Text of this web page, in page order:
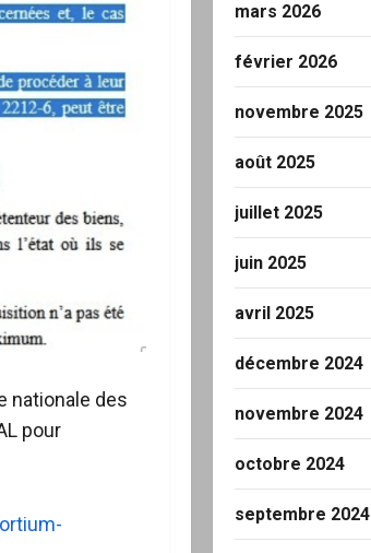
nationale des
pour
mars 2026
février 2026
novembre 2025
août 2025
juillet 2025
juin 2025
avril 2025
décembre 2024
novembre 2024
octobre 2024
septembre 2024